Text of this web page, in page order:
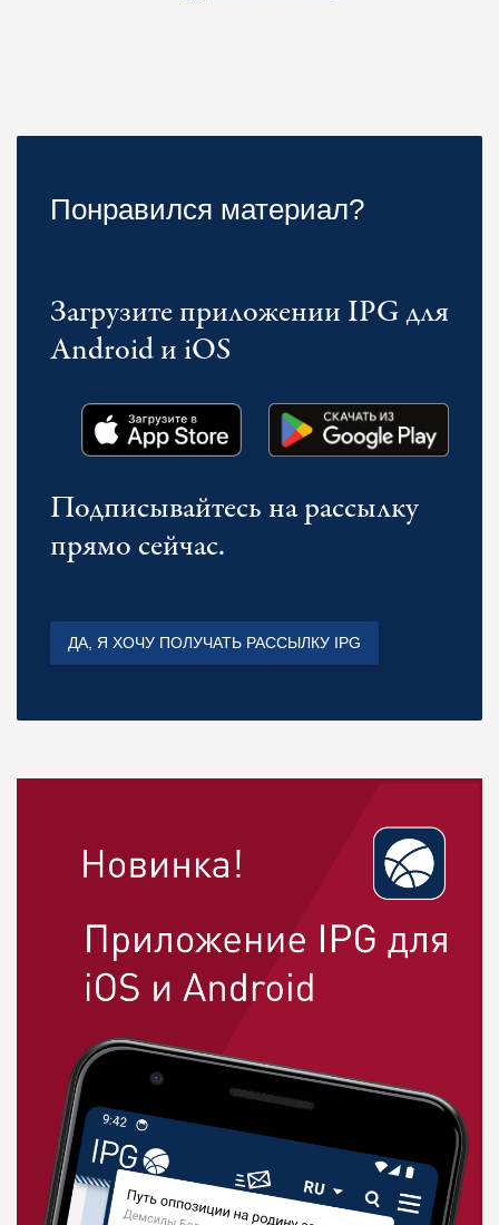
Понравился материал?
Загрузите приложении IPG для
Android и iOS
Подписывайтесь на рассылку
прямо сейчас.
ДА, Я ХОЧУ ПОЛУЧАТЬ РАССЫЛКУ IPG